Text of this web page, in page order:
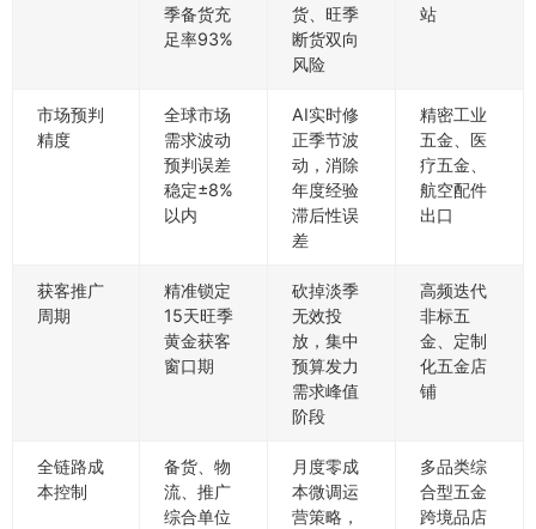
季备货充
足率93%
货、旺季
断货双向
风险
站
市场预判
精度
全球市场
需求波动
预判误差
稳定±8%
以内
AI实时修
正季节波
动，消除
年度经验
滞后性误
差
精密工业
五金、医
疗五金、
航空配件
出口
获客推广
周期
精准锁定
15天旺季
黄金获客
窗口期
砍掉淡季
无效投
放，集中
预算发力
需求峰值
阶段
高频迭代
非标五
金、定制
化五金店
铺
全链路成
本控制
备货、物
流、推广
综合单位
月度零成
本微调运
营策略，
多品类综
合型五金
跨境品店